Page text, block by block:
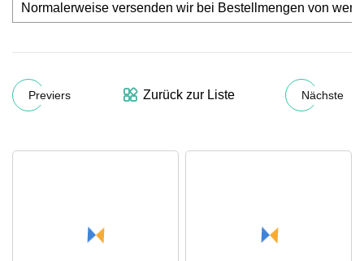
Normalerweise versenden wir bei Bestellmengen von
Previers Zurück zur Liste Nächste